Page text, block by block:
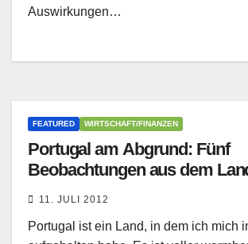
Auswirkungen…
FEATURED WIRTSCHAFT/FINANZEN
Portugal am Abgrund: Fünf
Beobachtungen aus dem
11. JULI 2012
Portugal ist ein Land, in dem ich mich